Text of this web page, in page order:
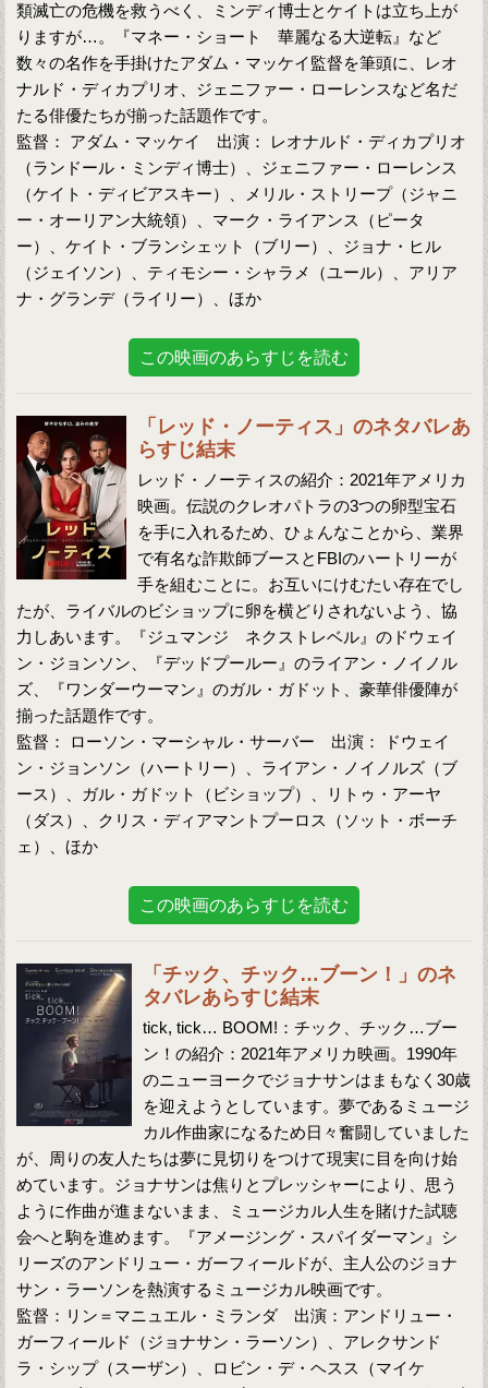
類滅亡の危機を救うべく、ミンディ博士とケイトは立ち上が
りますが…。『マネー・ショート 華麗なる大逆転』など
数々の名作を手掛けたアダム・マッケイ監督を筆頭に、レオ
ナルド・ディカプリオ、ジェニファー・ローレンスなど名だ
たる俳優たちが揃った話題作です。
監督： アダム・マッケイ 出演： レオナルド・ディカプリオ
（ランドール・ミンディ博士）、ジェニファー・ローレンス
（ケイト・ディビアスキー）、メリル・ストリープ（ジャニ
ー・オーリアン大統領）、マーク・ライアンス（ピータ
ー）、ケイト・ブランシェット（ブリー）、ジョナ・ヒル
（ジェイソン）、ティモシー・シャラメ（ユール）、アリア
ナ・グランデ（ライリー）、ほか
この映画のあらすじを読む
「レッド・ノーティス」のネタバレあ
らすじ結末
レッド・ノーティスの紹介：2021年アメリカ
映画。伝説のクレオパトラの3つの卵型宝石
を手に入れるため、ひょんなことから、業界
で有名な詐欺師ブースとFBIのハートリーが
手を組むことに。お互いにけむたい存在でし
たが、ライバルのビショップに卵を横どりされないよう、協
力しあいます。『ジュマンジ ネクストレベル』のドウェイ
ン・ジョンソン、『デッドプールー』のライアン・ノイノル
ズ、『ワンダーウーマン』のガル・ガドット、豪華俳優陣が
揃った話題作です。
監督： ローソン・マーシャル・サーバー 出演： ドウェイ
ン・ジョンソン（ハートリー）、ライアン・ノイノルズ（ブ
ース）、ガル・ガドット（ビショップ）、リトゥ・アーヤ
（ダス）、クリス・ディアマントプーロス（ソット・ボーチ
ェ）、ほか
この映画のあらすじを読む
「チック、チック…ブーン！」のネ
タバレあらすじ結末
tick, tick… BOOM!：チック、チック…ブー
ン！の紹介：2021年アメリカ映画。1990年
のニューヨークでジョナサンはまもなく30歳
を迎えようとしています。夢であるミュージ
カル作曲家になるため日々奮闘していました
が、周りの友人たちは夢に見切りをつけて現実に目を向け始
めています。ジョナサンは焦りとプレッシャーにより、思う
ように作曲が進まないまま、ミュージカル人生を賭けた試聴
会へと駒を進めます。『アメージング・スパイダーマン』シ
リーズのアンドリュー・ガーフィールドが、主人公のジョナ
サン・ラーソンを熱演するミュージカル映画です。
監督：リン＝マニュエル・ミランダ 出演：アンドリュー・
ガーフィールド（ジョナサン・ラーソン）、アレクサンド
ラ・シップ（スーザン）、ロビン・デ・ヘスス（マイケ